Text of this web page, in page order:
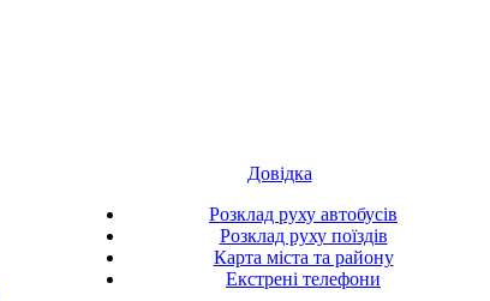
Довідка
Розклад руху автобусів
Розклад руху поїздів
Карта міста та району
Екстрені телефони